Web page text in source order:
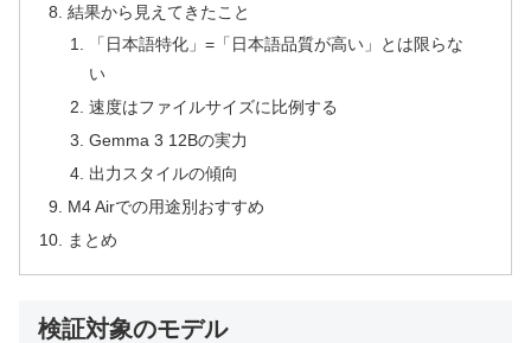
結果から見えてきたこと
「日本語特化」=「日本語品質が高い」とは限らな
い
速度はファイルサイズに比例する
Gemma 3 12Bの実力
出力スタイルの傾向
M4 Airでの用途別おすすめ
まとめ
検証対象のモデル